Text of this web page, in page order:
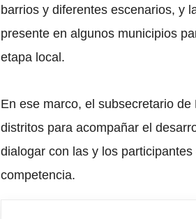
barrios y diferentes escenarios, y
presente en algunos municipios
etapa local.
En ese marco, el subsecretario
distritos para acompañar el
dialogar con las y los
competencia.